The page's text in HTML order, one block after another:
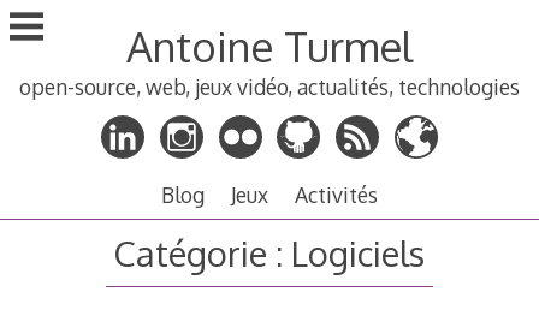
Aller
au
principal
Antoine Turmel
open-source, web, jeux vidéo, actualités, technologies
Blog Jeux Activités
Catégorie : Logiciels